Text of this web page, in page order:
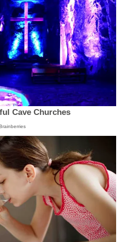
Cave Churches